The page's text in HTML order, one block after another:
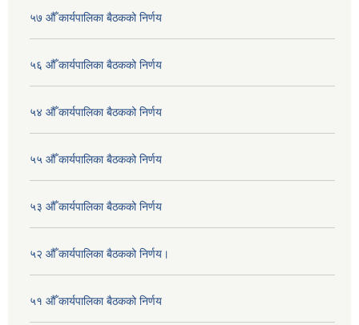
५७ औँ कार्यपालिका बैठकको निर्णय
५६ औँ कार्यपालिका बैठकको निर्णय
५४ औँ कार्यपालिका बैठकको निर्णय
५५ औँ कार्यपालिका बैठकको निर्णय
५३ औँ कार्यपालिका बैठकको निर्णय
५२ औँ कार्यपालिका बैठकको निर्णय।
५१ औँ कार्यपालिका बैठकको निर्णय